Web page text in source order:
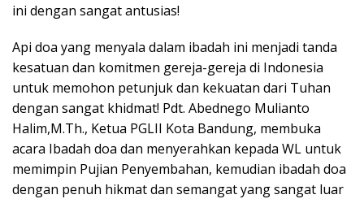
ini dengan sangat antusias!
Api doa yang menyala dalam ibadah ini menjadi tanda
kesatuan dan komitmen gereja-gereja di Indonesia
untuk memohon petunjuk dan kekuatan dari Tuhan
dengan sangat khidmat! Pdt. Abednego Mulianto
Halim,M.Th., Ketua PGLII Kota Bandung, membuka
acara Ibadah doa dan menyerahkan kepada WL untuk
memimpin Pujian Penyembahan, kemudian ibadah doa
dengan penuh hikmat dan semangat yang sangat luar